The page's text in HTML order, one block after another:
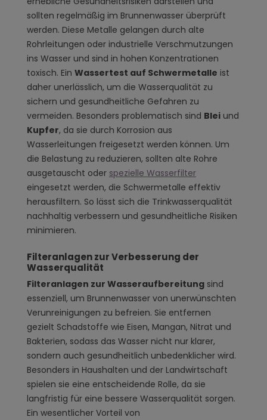
sollten regelmäßig im Brunnenwasser überprüft
werden. Diese Metalle gelangen durch alte
Rohrleitungen oder industrielle Verschmutzungen
ins Wasser und sind in hohen Konzentrationen
toxisch. Ein Wassertest auf Schwermetalle ist
daher unerlässlich, um die Wasserqualität zu
sichern und gesundheitliche Gefahren zu
vermeiden. Besonders problematisch sind Blei und
Kupfer, da sie durch Korrosion aus
Wasserleitungen freigesetzt werden können. Um
die Belastung zu reduzieren, sollten alte Rohre
ausgetauscht oder spezielle Wasserfilter
eingesetzt werden, die Schwermetalle effektiv
herausfiltern. So lässt sich die Trinkwasserqualität
nachhaltig verbessern und gesundheitliche Risiken
minimieren.
Filteranlagen zur Verbesserung der
Wasserqualität
Filteranlagen zur Wasseraufbereitung sind
essenziell, um Brunnenwasser von unerwünschten
Verunreinigungen zu befreien. Sie entfernen
gezielt Schadstoffe wie Eisen, Mangan, Nitrat und
Bakterien, sodass das Wasser nicht nur klarer,
sondern auch gesundheitlich unbedenklicher wird.
Besonders in Haushalten und der Landwirtschaft
spielen sie eine entscheidende Rolle, da sie
langfristig für eine bessere Wasserqualität sorgen.
Ein wesentlicher Vorteil von